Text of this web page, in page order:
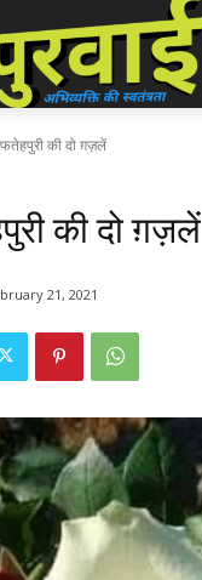
की दो ग़ज़लें
की दो ग़ज़लें
21, 2021